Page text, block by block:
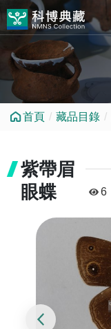
跳到中央內容區塊
首頁 藏品目錄
紫帶眉
眼蝶
6